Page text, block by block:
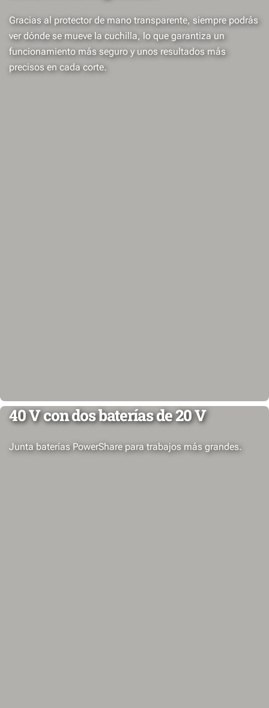
Gracias al protector de mano transparente, siempre podrás
ver dónde se mueve la cuchilla, lo que garantiza un
funcionamiento más seguro y unos resultados más
precisos en cada corte.
40 V con dos baterías de 20 V
Junta baterías PowerShare para trabajos más grandes.